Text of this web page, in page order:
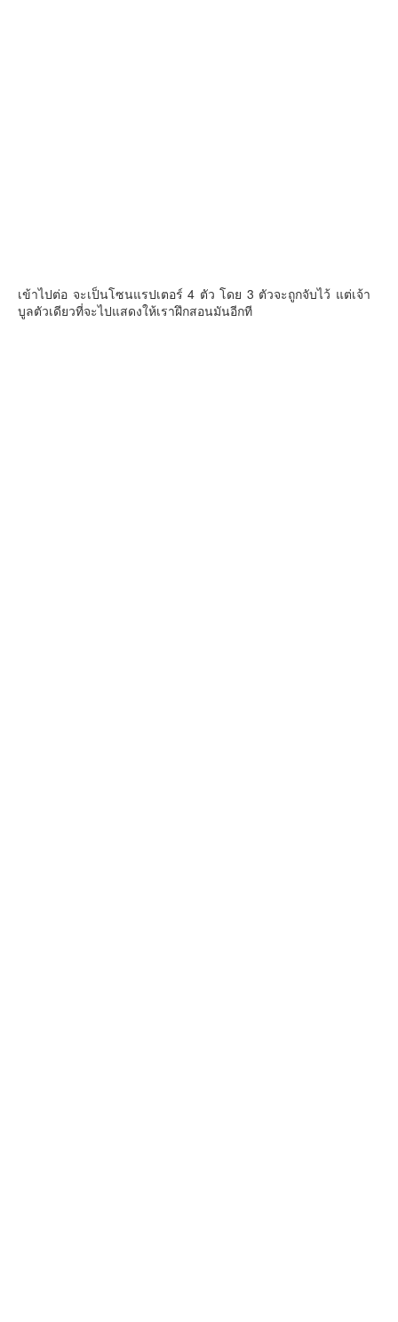
เข้าไปต่อ จะเป็นโซนแรปเตอร์ 4 ตัว โดย 3 ตัวจะถูกจับไว้ แต่เจ้า
บูลตัวเดียวที่จะไปแสดงให้เราฝึกสอนมันอีกที